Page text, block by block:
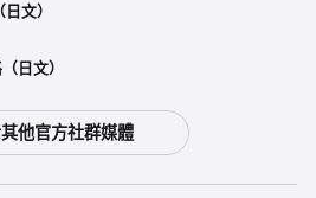
アクリルスタンド レキ
個
アクリルスタンド スノー
~至 (JST)2023年09月06日
文）
日文）
他官方社群媒體